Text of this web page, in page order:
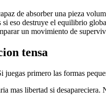
de absorber una pieza
eso destruye el equilibrio
un movimiento de
tensa
primero las formas
mas libertad si desapareciera.